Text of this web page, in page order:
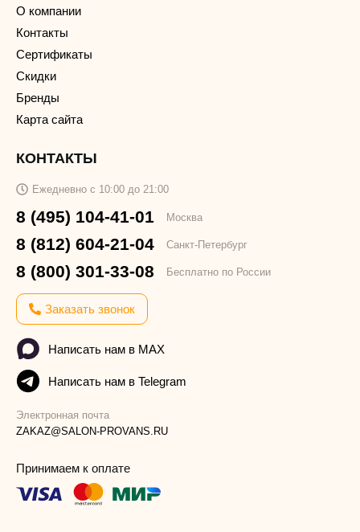
О компании
Контакты
Сертификаты
Скидки
Бренды
Карта сайта
КОНТАКТЫ
Ежедневно с 10:00 до 21:00
8 (495) 104-41-01 Москва
8 (812) 604-21-04 Санкт-Петербург
8 (800) 301-33-08 Бесплатно по России
Заказать звонок
Написать нам в MAX
Написать нам в Telegram
Электронная почта
ZAKAZ@SALON-PROVANS.RU
Принимаем к оплате